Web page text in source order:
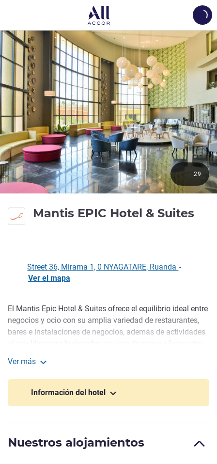
Mantis EPIC Hotel & Suites
29
Street 36, Mirama 1, 0 NYAGATARE, Ruanda -
Ver el mapa
Descripción
El Mantis Epic Hotel & Suites ofrece el equilibrio ideal entre
negocios y ocio con su amplia variedad de restaurantes,
bares e instalaciones de negocios, además de actividades
habitaciones, instalaciones para conferencias y banquetes,
dos pistas de tenis, una cancha de baloncesto y piscinas.
Ubicado en el distrito de Nyagatare en la provincia Oriental
internacional de Kigali, a 50 km de la frontera de
norte del Parque Nacional de Akagera.
Ver más
Información del hotel
Nuestros alojamientos